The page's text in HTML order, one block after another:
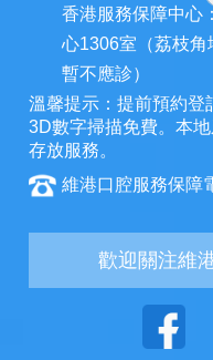
香港服務保障中心
心1306室（荔枝
暫不應診）
溫馨提示：提前預約登
3D數字掃描免費。本
存放服務。
維港口腔服務保障
歡迎關注維